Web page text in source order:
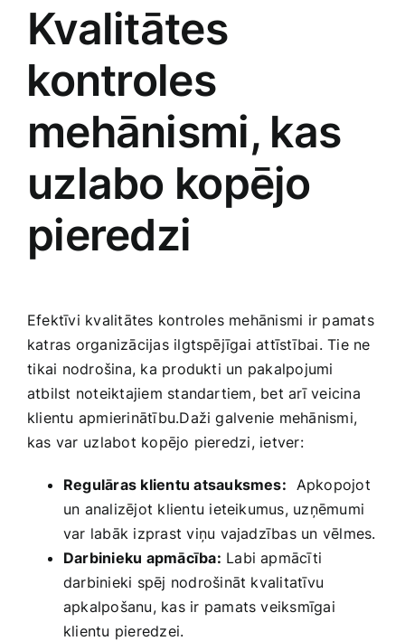
Kvalitātes
⁣kontroles‌
mehānismi,⁤ kas
uzlabo kopējo
pieredzi
Efektīvi ‌kvalitātes kontroles ‌mehānismi ir pamats
katras organizācijas ilgtspējīgai ​attīstībai. Tie ne
⁣tikai nodrošina, ka produkti un pakalpojumi
atbilst noteiktajiem standartiem, bet arī veicina
klientu apmierinātību.Daži galvenie mehānismi,‍
kas ‌var⁣ uzlabot kopējo pieredzi, ietver:
Regulāras klientu ​atsauksmes: ⁤ Apkopojot
un analizējot klientu ieteikumus, uzņēmumi
var ​labāk izprast viņu vajadzības un vēlmes.
Darbinieku apmācība: Labi apmācīti
darbinieki spēj nodrošināt kvalitatīvu
apkalpošanu, kas ir pamats veiksmīgai
klientu ‌pieredzei.